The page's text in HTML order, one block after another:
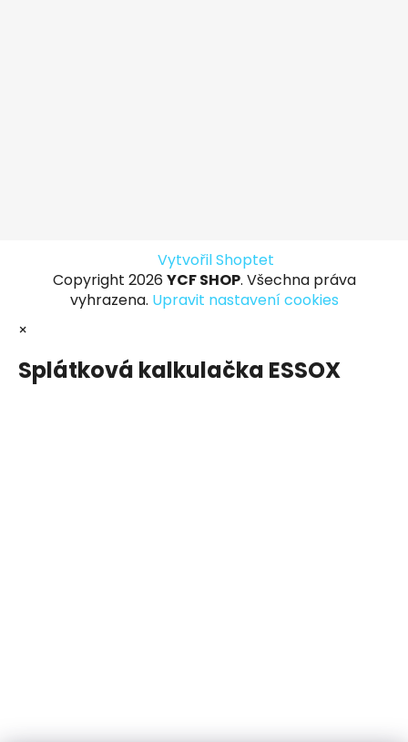
Vytvořil Shoptet
Copyright 2026 YCF SHOP. Všechna práva
vyhrazena. Upravit nastavení cookies
×
Splátková kalkulačka ESSOX